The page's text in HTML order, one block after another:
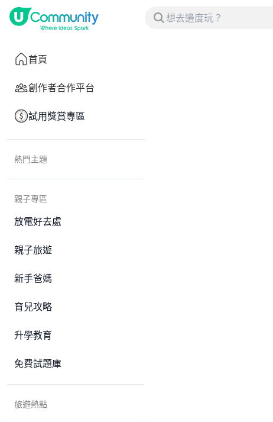
首頁
創作者合作平台
試用獎賞專區
熱門主題
親子專區
放電好去處
親子旅遊
新手爸媽
育兒攻略
升學教育
免費試題庫
旅遊熱點